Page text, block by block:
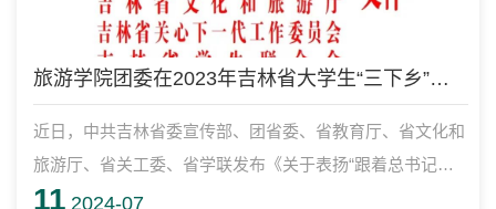
旅游学院团委在2023年吉林省大学生“三下乡”主题社会实践活动中荣获佳绩
近日，中共吉林省委宣传部、团省委、省教育厅、省文化和
旅游厅、省关工委、省学联发布《关于表扬“跟着总书记脚
步看吉林”2023年吉林省大学生马克思主义自学组织联盟社
11 2024-07